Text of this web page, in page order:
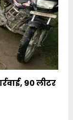
90 लीटर